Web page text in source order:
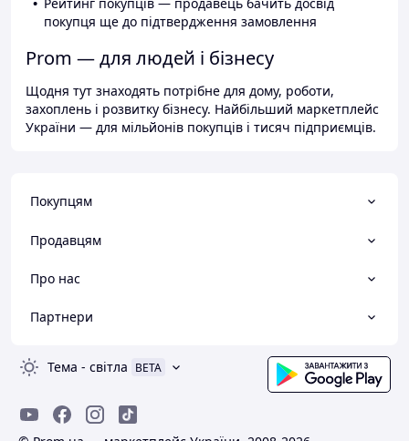
покупця ще до підтвердження замовлення
Prom — для людей і бізнесу
Щодня тут знаходять потрібне для дому, роботи,
захоплень і розвитку бізнесу. Найбільший маркетплейс
України — для мільйонів покупців і тисяч підприємців.
Покупцям
Продавцям
Про нас
Партнери
Тема - світла BETA